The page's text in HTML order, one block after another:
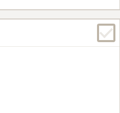
希望のプランをお選びいただけます。
ループにも加盟している霊園です。
ません。